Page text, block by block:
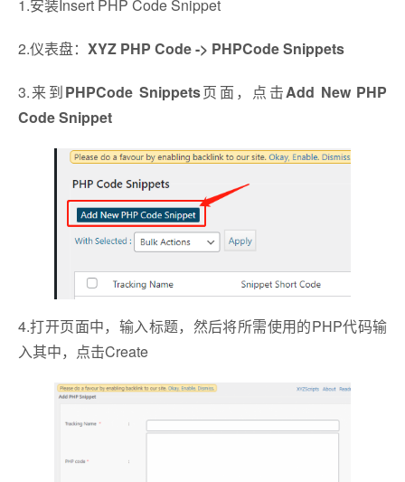
1.安装Insert PHP Code Snippet
2.仪表盘： XYZ PHP Code -> PHPCode Snippets
3.来到PHPCode Snippets页面，点击Add New PHP
Code Snippet
4.打开页面中，输入标题，然后将所需使用的PHP代码输
入其中，点击Create